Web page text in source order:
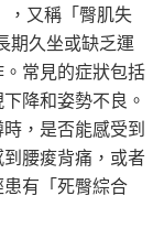
，又稱「臀肌失
期久坐或缺乏運
常見的症狀包括
降和姿勢不良。
，是否能感受到
腰痠背痛，或者
有「死臀綜合